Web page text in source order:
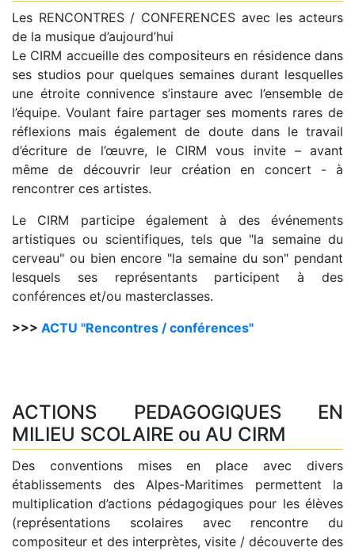
Les RENCONTRES / CONFERENCES avec les acteurs
de la musique d’aujourd’hui
Le CIRM accueille des compositeurs en résidence dans
ses studios pour quelques semaines durant lesquelles
une étroite connivence s’instaure avec l’ensemble de
l’équipe. Voulant faire partager ses moments rares de
réflexions mais également de doute dans le travail
d’écriture de l’œuvre, le CIRM vous invite – avant
même de découvrir leur création en concert - à
rencontrer ces artistes.
Le CIRM participe également à des événements
artistiques ou scientifiques, tels que "la semaine du
cerveau" ou bien encore "la semaine du son" pendant
lesquels ses représentants participent à des
conférences et/ou masterclasses.
>>> ACTU "Rencontres / conférences"
ACTIONS PEDAGOGIQUES EN
MILIEU SCOLAIRE ou AU CIRM
Des conventions mises en place avec divers
établissements des Alpes-Maritimes permettent la
multiplication d’actions pédagogiques pour les élèves
(représentations scolaires avec rencontre du
compositeur et des interprètes, visite / découverte des